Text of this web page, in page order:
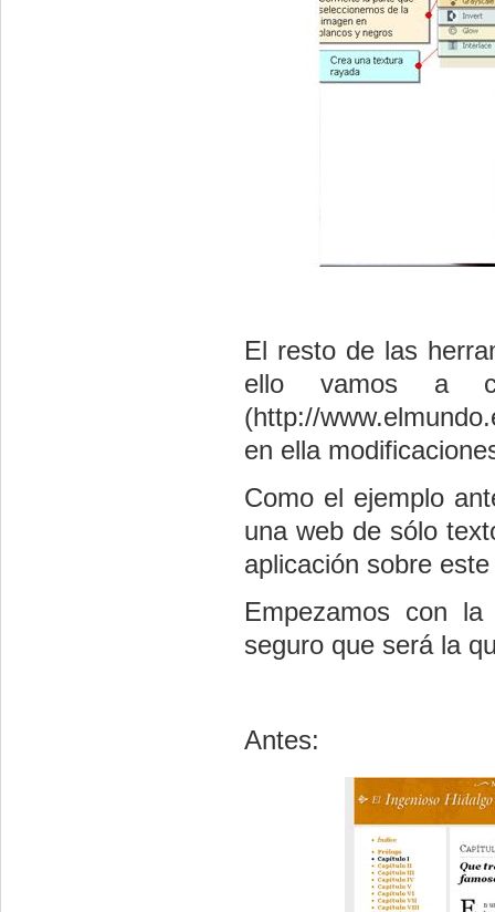
El resto de las
ello vamos a
(http://
en ella
Como el ejemplo
una web de sólo
aplicación sobre
Empezamos con
seguro que será la
Antes: